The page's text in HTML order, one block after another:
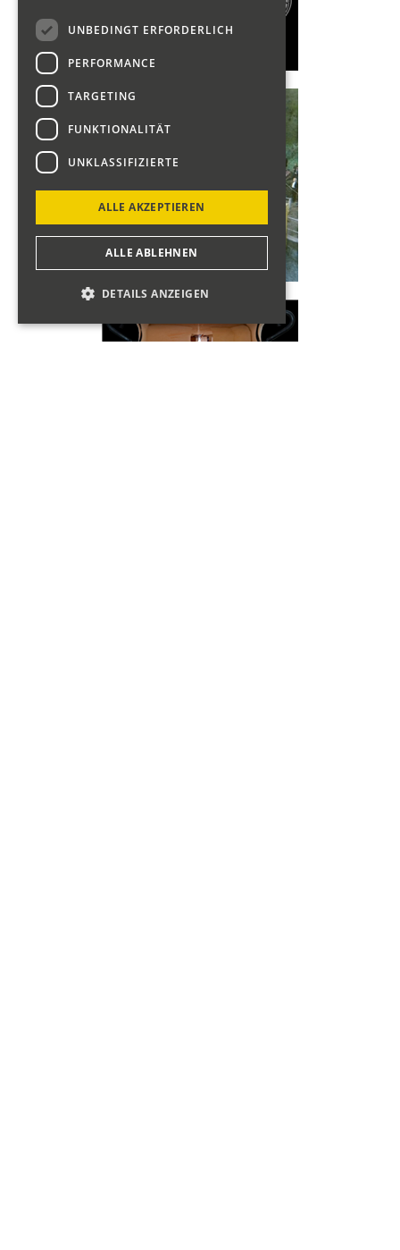
UNBEDINGT ERFORDERLICH
PERFORMANCE
TARGETING
FUNKTIONALITÄT
UNKLASSIFIZIERTE
ALLE AKZEPTIEREN
ALLE ABLEHNEN
DETAILS ANZEIGEN